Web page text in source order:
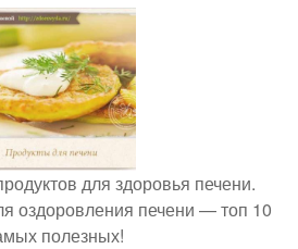
для здоровья печени.
оздоровления печени — топ 10
полезных!